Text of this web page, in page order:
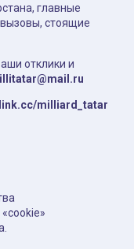
главные
стоящие
отклики и
milliard_tatar